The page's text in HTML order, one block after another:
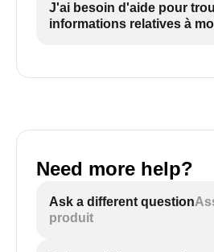
J'ai besoin d'aide pour
informations relatives à
Need more help?
Ask a different question
produit